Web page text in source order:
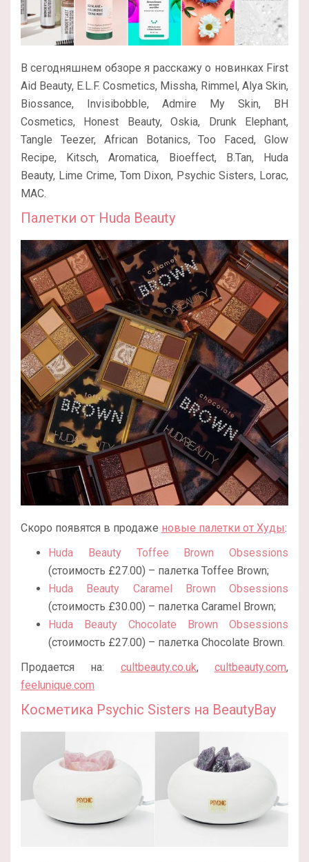
В сегодняшнем обзоре я расскажу о новинках First
Aid Beauty, E.L.F. Cosmetics, Missha, Rimmel, Alya Skin,
Biossance, Invisibobble, Admire My Skin, BH
Cosmetics, Honest Beauty, Oskia, Drunk Elephant,
Tangle Teezer, African Botanics, Too Faced, Glow
Recipe, Kitsch, Aromatica, Bioeffect, B.Tan, Huda
Beauty, Lime Crime, Tom Dixon, Psychic Sisters, Lorac,
MAC.
Палетки от Huda Beauty
Скоро появятся в продаже новые палетки от Худы:
Huda Beauty Toffee Brown Obsessions
(стоимость £27.00) – палетка Toffee Brown;
Huda Beauty Caramel Brown Obsessions
(стоимость £30.00) – палетка Caramel Brown;
Huda Beauty Chocolate Brown Obsessions
(стоимость £27.00) – палетка Chocolate Brown.
Продается на: cultbeauty.co.uk,cultbeauty.com,
feelunique.com
Косметика Psychic Sisters на BeautyBay